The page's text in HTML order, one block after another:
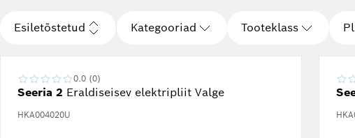
Esiletõstetud Kategooriad Tooteklass
Seeria 2 Eraldiseisev elektripliit Valge
HKA004020U
0.0 (0)